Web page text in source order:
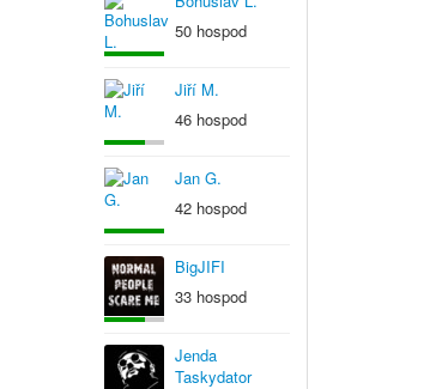
50 hospod
Jiří M.
46 hospod
Jan G.
42 hospod
BigJIFI
33 hospod
Jenda
Taskydator